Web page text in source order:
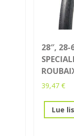
28″, 28-
39,47€
Lue